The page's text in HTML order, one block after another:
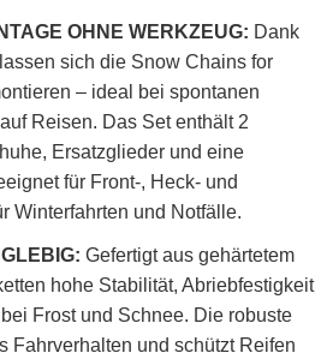
OHNE WERKZEUG: Dank
sich die Snow Chains for
– ideal bei spontanen
Reisen. Das Set enthält 2
Ersatzglieder und eine
für Front-, Heck- und
Winterfahrten und Notfälle.
Gefertigt aus gehärtetem
hohe Stabilität, Abriebfestigkeit
Frost und Schnee. Die robuste
Fahrverhalten und schützt Reifen